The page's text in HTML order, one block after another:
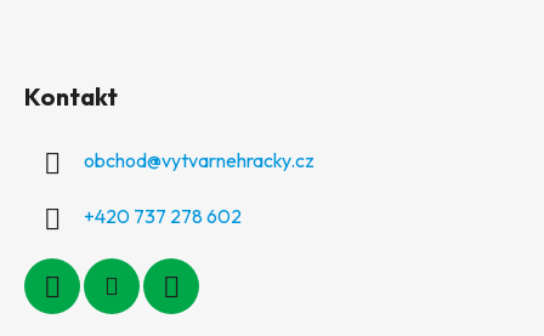
Kontakt
obchod@vytvarnehracky.cz
+420 737 278 602